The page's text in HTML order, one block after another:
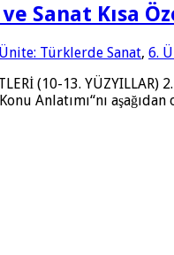
Sanat Kısa
Türklerde Sanat, 6.
(10-13.
Anlatımı“nı